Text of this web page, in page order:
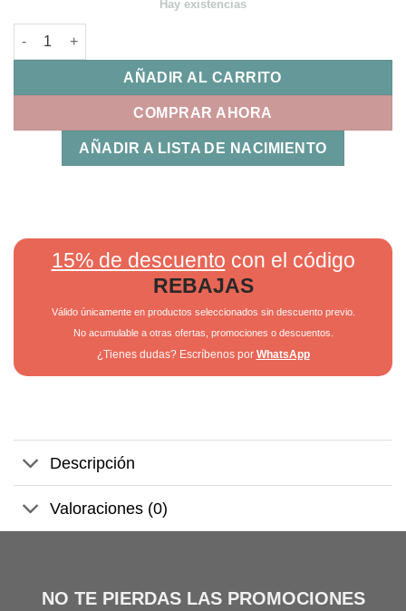
Hay existencias
Juego de sabanas Punto Cuna Trex Bimbidreams cantidad
AÑADIR AL CARRITO
COMPRAR AHORA
AÑADIR A LISTA DE NACIMIENTO
15% de descuento con el código
REBAJAS
Válido únicamente en productos seleccionados sin descuento previo.
No acumulable a otras ofertas, promociones o descuentos.
¿Tienes dudas? Escríbenos por WhatsApp
Descripción
Valoraciones (0)
NO TE PIERDAS LAS PROMOCIONES